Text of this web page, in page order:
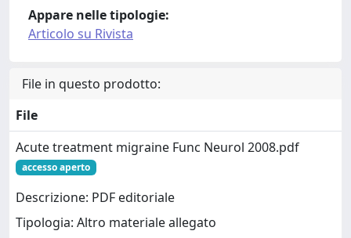
Appare nelle tipologie:
Articolo su Rivista
File in questo prodotto:
File
Acute treatment migraine Func Neurol 2008.pdf
accesso aperto
Descrizione: PDF editoriale
Tipologia: Altro materiale allegato